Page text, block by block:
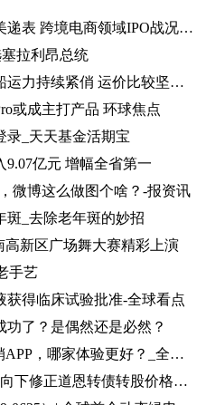
环球快资讯丨SHEIN否认向美递表 跨境电商领域IPO战况如何？
拉利昂总统
长久物流：目前市场上滚装船运力持续紧俏 运价比较坚挺-当前速看
或成主打产品 环球焦点
录_天天基金活期宝
亿元 增幅全省第一
微博这么做图个啥？-报资讯
斑_去除老年斑的妙招
高新区广场舞大赛精彩上演
手艺
获得临床试验批准-全球看点
了？是偶然还是必然？
理财APP测评系列丨逐浪直销APP，哪家体验更好？_全球今亮点
今日最新！道恩股份: 关于不向下修正道恩转债转股价格的公告